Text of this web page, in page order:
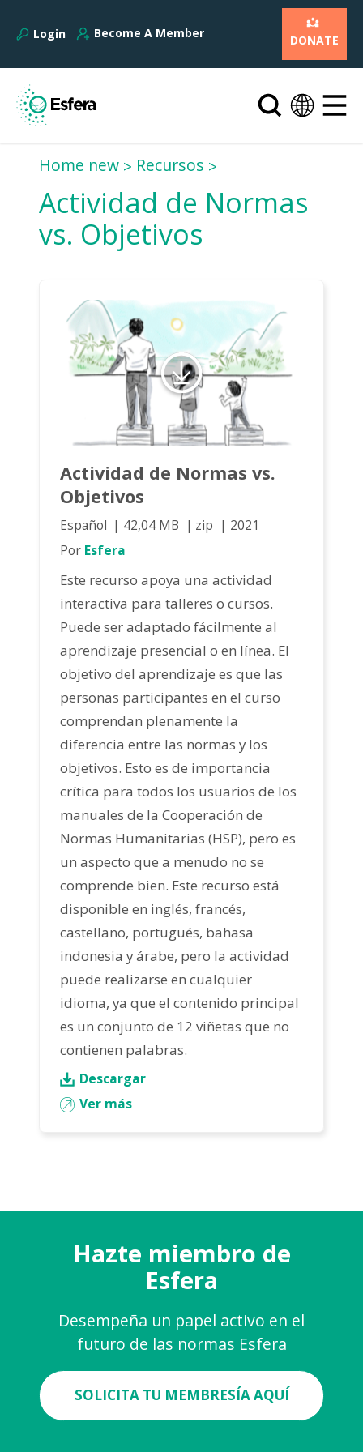
Login Become A Member DONATE
Home new Recursos
Actividad de Normas
vs. Objetivos
Actividad de Normas vs.
Objetivos
Español 42,04 MB zip
2021
Por Esfera
Este recurso apoya una actividad
interactiva para talleres o cursos.
Puede ser adaptado fácilmente al
aprendizaje presencial o en línea. El
objetivo del aprendizaje es que las
personas participantes en el curso
comprendan plenamente la
diferencia entre las normas y los
objetivos. Esto es de importancia
crítica para todos los usuarios de los
manuales de la Cooperación de
Normas Humanitarias (HSP), pero es
un aspecto que a menudo no se
comprende bien. Este recurso está
disponible en inglés, francés,
castellano, portugués, bahasa
indonesia y árabe, pero la actividad
puede realizarse en cualquier
idioma, ya que el contenido principal
es un conjunto de 12 viñetas que no
contienen palabras.
Descargar
Ver más
Hazte miembro de
Esfera
Desempeña un papel activo en el
futuro de las normas Esfera
SOLICITA TU MEMBRESÍA AQUÍ